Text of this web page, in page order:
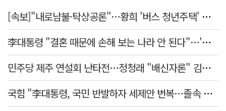
[속보]"내로남불·탁상공론"…황희 '버스 청년주택' 제안에 與 내부서도 쓴소리
李대통령 "결혼 때문에 손해 보는 나라 안 된다"…'결혼 페널티' 22개 손본다
민주당 제주 연설회 난타전…정청래 "배신자론" 김민석 "관리 무능"
국힘 "李대통령, 국민 반발하자 세제안 번복…졸속 국정 즉각 중단"